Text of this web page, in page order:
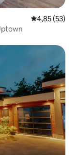
Évaluation
4,85 (53)